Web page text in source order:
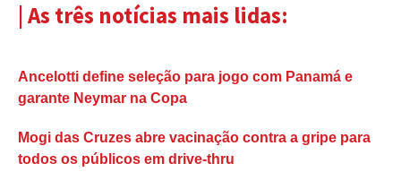
| As três notícias mais lidas:
Ancelotti define seleção para jogo com Panamá e
garante Neymar na Copa
Mogi das Cruzes abre vacinação contra a gripe para
todos os públicos em drive-thru